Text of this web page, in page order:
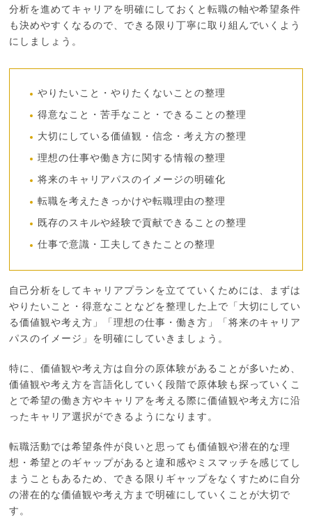
分析を進めてキャリアを明確にしておくと転職の軸や希望条件
も決めやすくなるので、できる限り丁寧に取り組んでいくよう
にしましょう。
やりたいこと・やりたくないことの整理
得意なこと・苦手なこと・できることの整理
大切にしている価値観・信念・考え方の整理
理想の仕事や働き方に関する情報の整理
将来のキャリアパスのイメージの明確化
転職を考えたきっかけや転職理由の整理
既存のスキルや経験で貢献できることの整理
仕事で意識・工夫してきたことの整理
自己分析をしてキャリアプランを立てていくためには、まずは
やりたいこと・得意なことなどを整理した上で「大切にしてい
る価値観や考え方」「理想の仕事・働き方」「将来のキャリア
パスのイメージ」を明確にしていきましょう。
特に、価値観や考え方は自分の原体験があることが多いため、
価値観や考え方を言語化していく段階で原体験も探っていくこ
とで希望の働き方やキャリアを考える際に価値観や考え方に沿
ったキャリア選択ができるようになります。
転職活動では希望条件が良いと思っても価値観や潜在的な理
想・希望とのギャップがあると違和感やミスマッチを感じてし
まうこともあるため、できる限りギャップをなくすために自分
の潜在的な価値観や考え方まで明確にしていくことが大切で
す。